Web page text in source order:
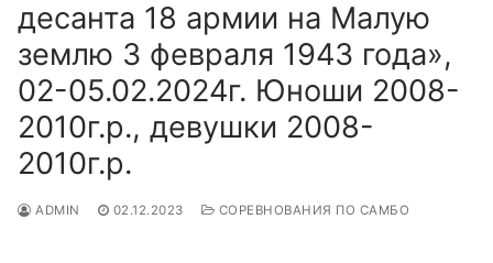
десанта 18 армии на Малую
землю 3 февраля 1943 года»,
02-05.02.2024г. Юноши 2008-
2010г.р., девушки 2008-
2010г.р.
ADMIN 02.12.2023 СОРЕВНОВАНИЯ ПО САМБО